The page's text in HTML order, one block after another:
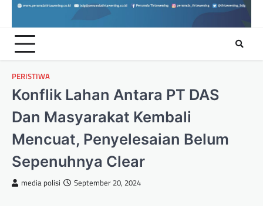
PERISTIWA
Konflik Lahan Antara PT DAS
Dan Masyarakat Kembali
Mencuat, Penyelesaian Belum
Sepenuhnya Clear
media polisi September 20, 2024